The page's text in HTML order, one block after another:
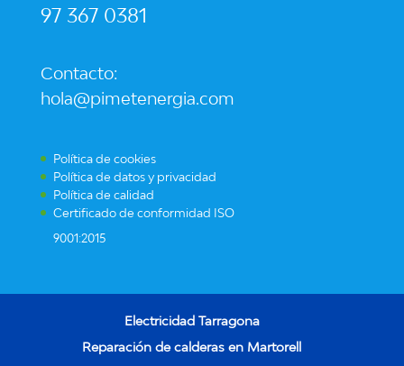
97 367 0381
Contacto:
hola@pimetenergia.com
Política de cookies
Política de datos y privacidad
Política de calidad
Certificado de conformidad ISO
9001:2015
Electricidad Tarragona
Reparación de calderas en Martorell